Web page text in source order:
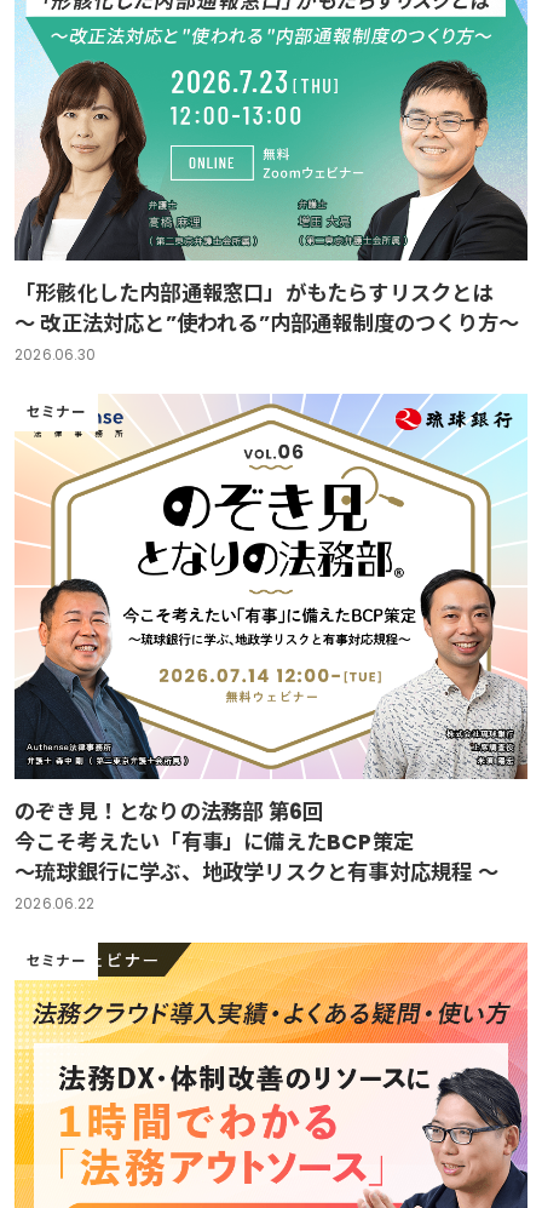
「形骸化した内部通報窓口」がもたらすリスクとは
～ 改正法対応と”使われる”内部通報制度のつくり方～
2026.06.30
セミナー
のぞき見！となりの法務部 第6回
今こそ考えたい「有事」に備えたBCP策定
～琉球銀行に学ぶ、地政学リスクと有事対応規程 ～
2026.06.22
セミナー